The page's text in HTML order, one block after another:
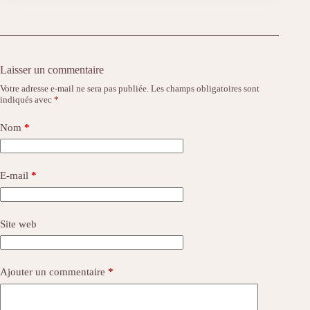
Laisser un commentaire
Votre adresse e-mail ne sera pas publiée. Les champs obligatoires sont
indiqués avec *
Nom *
E-mail *
Site web
Ajouter un commentaire *